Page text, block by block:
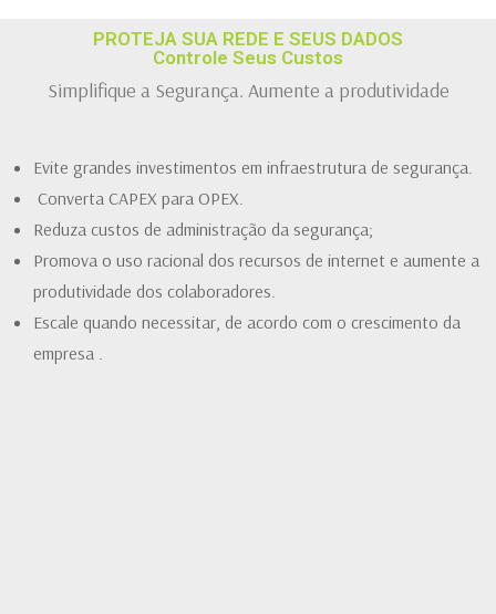
PROTEJA SUA REDE E SEUS DADOS
Controle Seus Custos
Simplifique a Segurança. Aumente a produtividade
Evite grandes investimentos em infraestrutura de segurança.
Converta CAPEX para OPEX.
Reduza custos de administração da segurança;
Promova o uso racional dos recursos de internet e aumente a
produtividade dos colaboradores.
Escale quando necessitar, de acordo com o crescimento da
empresa .